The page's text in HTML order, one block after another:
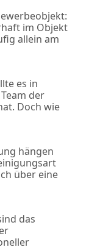
im Objekt
allein am
es in
der
Doch wie
hängen
über eine
das